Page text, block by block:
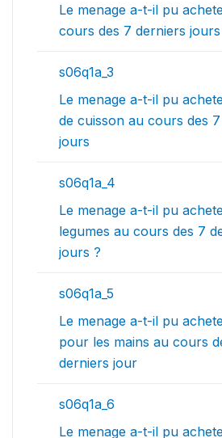
Le menage a-t-il pu
cours des 7 derniers jours
s06q1a_3
Le menage a-t-il pu
de cuisson au cours des
jours
s06q1a_4
Le menage a-t-il pu
legumes au cours des 7
jours ?
s06q1a_5
Le menage a-t-il pu
pour les mains au cours
derniers jour
s06q1a_6
Le menage a-t-il pu